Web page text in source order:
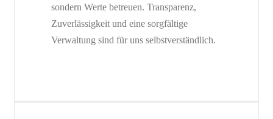
sondern Werte betreuen. Transparenz,
Zuverlässigkeit und eine sorgfältige
Verwaltung sind für uns selbstverständlich.